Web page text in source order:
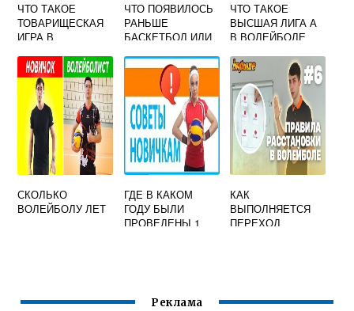
ЧТО ТАКОЕ
ТОВАРИЩЕСКАЯ
ИГРА В
ЧТО ПОЯВИЛОСЬ
РАНЬШЕ
БАСКЕТБОЛ ИЛИ
ЧТО ТАКОЕ
ВЫСШАЯ ЛИГА А
В ВОЛЕЙБОЛЕ
СКОЛЬКО
ВОЛЕЙБОЛУ ЛЕТ
ГДЕ В КАКОМ
ГОДУ БЫЛИ
ПРОВЕДЕНЫ 1
КАК
ВЫПОЛНЯЕТСЯ
ПЕРЕХОД
Реклама